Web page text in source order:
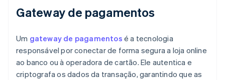
Gateway de pagamentos
Um gateway de pagamentos é a tecnologia
responsável por conectar de forma segura a loja online
ao banco ou à operadora de cartão. Ele autentica e
criptografa os dados da transação, garantindo que as